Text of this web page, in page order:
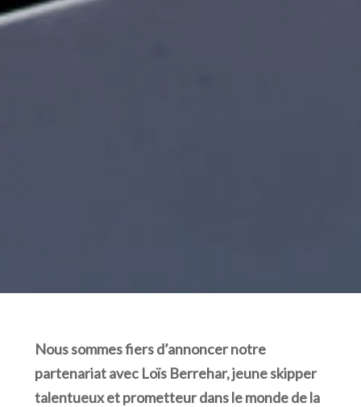
Nous sommes fiers d’annoncer notre
partenariat avec Loïs Berrehar, jeune skipper
talentueux et prometteur dans le monde de la